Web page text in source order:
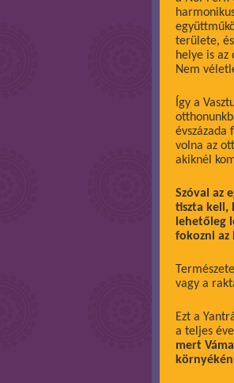
területe,
helye is az
Nem
Így a
évszázada
volna az
akiknél
Szóval az
tiszta kell,
lehetőleg
fokozni az
vagy a
Ezt a
a teljes
mert